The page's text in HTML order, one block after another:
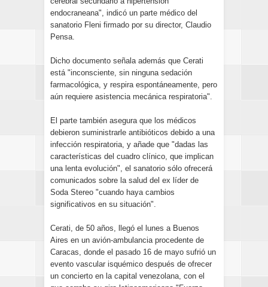
endocraneana", indicó un parte médico del
sanatorio Fleni firmado por su director, Claudio
Pensa.
Dicho documento señala además que Cerati
está "inconsciente, sin ninguna sedación
farmacológica, y respira espontáneamente, pero
aún requiere asistencia mecánica respiratoria".
El parte también asegura que los médicos
debieron suministrarle antibióticos debido a una
infección respiratoria, y añade que "dadas las
características del cuadro clínico, que implican
una lenta evolución", el sanatorio sólo ofrecerá
comunicados sobre la salud del ex líder de
Soda Stereo "cuando haya cambios
significativos en su situación".
Cerati, de 50 años, llegó el lunes a Buenos
Aires en un avión-ambulancia procedente de
Caracas, donde el pasado 16 de mayo sufrió un
evento vascular isquémico después de ofrecer
un concierto en la capital venezolana, con el